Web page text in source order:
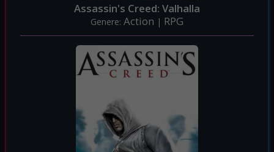
Assassin's Creed: Valhalla
Genere: Action | RPG